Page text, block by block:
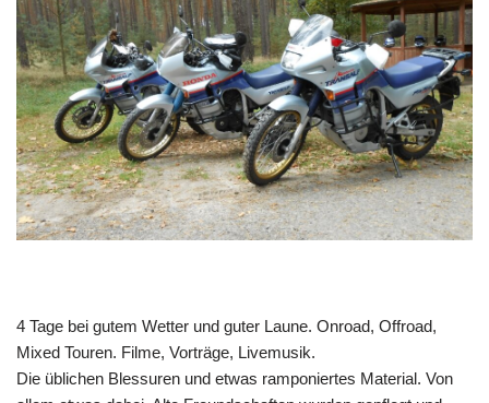
4 Tage bei gutem Wetter und guter Laune. Onroad, Offroad,
Mixed Touren. Filme, Vorträge, Livemusik.
Die üblichen Blessuren und etwas ramponiertes Material. Von